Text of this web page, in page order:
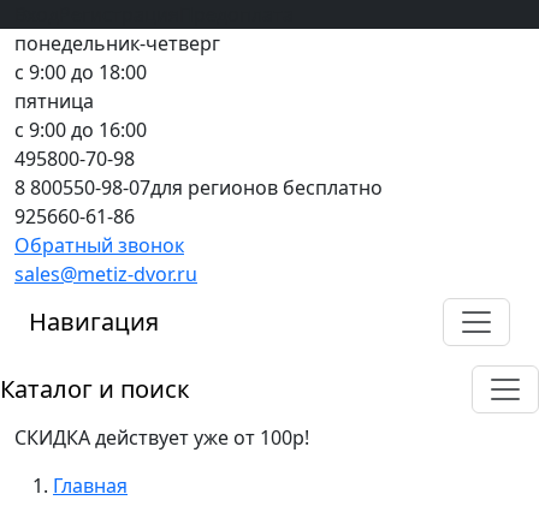
понедельник-четверг
с 9:00 до 18:00
пятница
с 9:00 до 16:00
495800-70-98
8 800550-98-07для регионов бесплатно
925660-61-86
Обратный звонок
sales@metiz-dvor.ru
Навигация
Каталог и поиск
СКИДКА действует уже от 100р!
Главная